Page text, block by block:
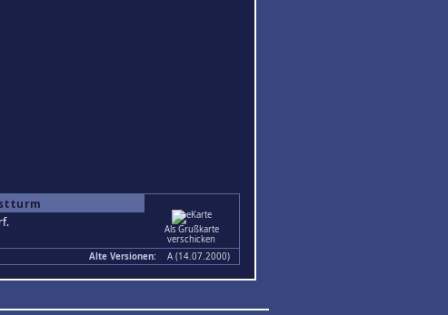
Als Grußkarte
verschicken
Alte Versionen: A (14.07.2000)